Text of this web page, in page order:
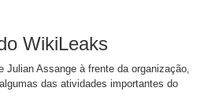
WikiLeaks
Julian Assange à frente da organização,
das atividades importantes do